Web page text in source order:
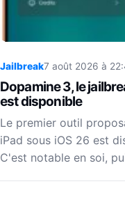
Jailbreak7 août 2026 à
Dopamine 3, le
est disponible
Le premier outil
iPad sous iOS 26 est
C'est notable en soi,